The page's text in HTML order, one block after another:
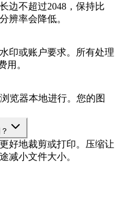
边不超过2048，保持比
辨率会降低。
印或账户要求。所有处理
用。
览器本地进行。您的图
好地裁剪或打印。压缩让
减小文件大小。